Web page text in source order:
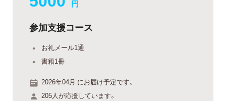
円
参加支援コース
お礼メール1通
書籍1冊
2026年04月 にお届け予定です。
205人が応援しています。